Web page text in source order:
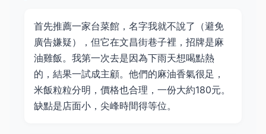
首先推薦一家台菜館，名字我就不說了（避免
廣告嫌疑），但它在文昌街巷子裡，招牌是麻
油雞飯。我第一次去是因為下雨天想喝點熱
的，結果一試成主顧。他們的麻油香氣很足，
米飯粒粒分明，價格也合理，一份大約180元。
缺點是店面小，尖峰時間得等位。